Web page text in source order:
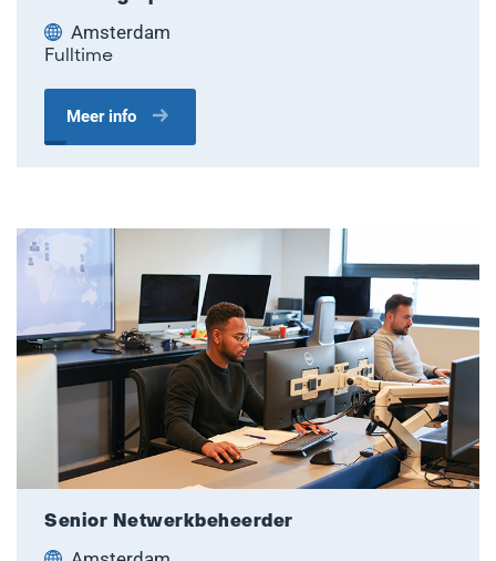
Amsterdam
Fulltime
Meer info
Senior Netwerkbeheerder